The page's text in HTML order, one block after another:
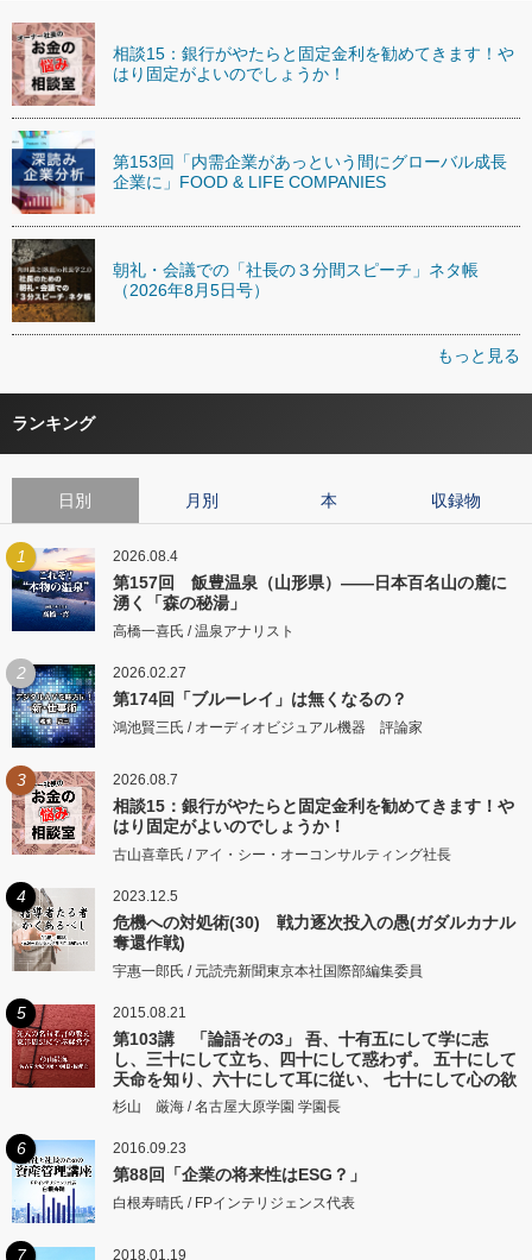
相談15：銀行がやたらと固定金利を勧めてきます！や
はり固定がよいのでしょうか！
第153回「内需企業があっという間にグローバル成長
企業に」FOOD & LIFE COMPANIES
朝礼・会議での「社長の３分間スピーチ」ネタ帳
（2026年8月5日号）
もっと見る
ランキング
日別 月別 本 収録物
1 2026.08.4
第157回 飯豊温泉（山形県）――日本百名山の麓に
湧く「森の秘湯」
高橋一喜氏 / 温泉アナリスト
2 2026.02.27
第174回「ブルーレイ」は無くなるの？
鴻池賢三氏 / オーディオビジュアル機器 評論家
3 2026.08.7
相談15：銀行がやたらと固定金利を勧めてきます！や
はり固定がよいのでしょうか！
古山喜章氏 / アイ・シー・オーコンサルティング社長
4 2023.12.5
危機への対処術(30) 戦力逐次投入の愚(ガダルカナル
奪還作戦)
宇惠一郎氏 / 元読売新聞東京本社国際部編集委員
5 2015.08.21
第103講 「論語その3」 吾、十有五にして学に志
し、三十にして立ち、四十にして惑わず。 五十にして
天命を知り、六十にして耳に従い、 七十にして心の欲
するところに従いて矩をこえず。
杉山 厳海 / 名古屋大原学園 学園長
6 2016.09.23
第88回「企業の将来性はESG？」
白根寿晴氏 / FPインテリジェンス代表
7 2018.01.19